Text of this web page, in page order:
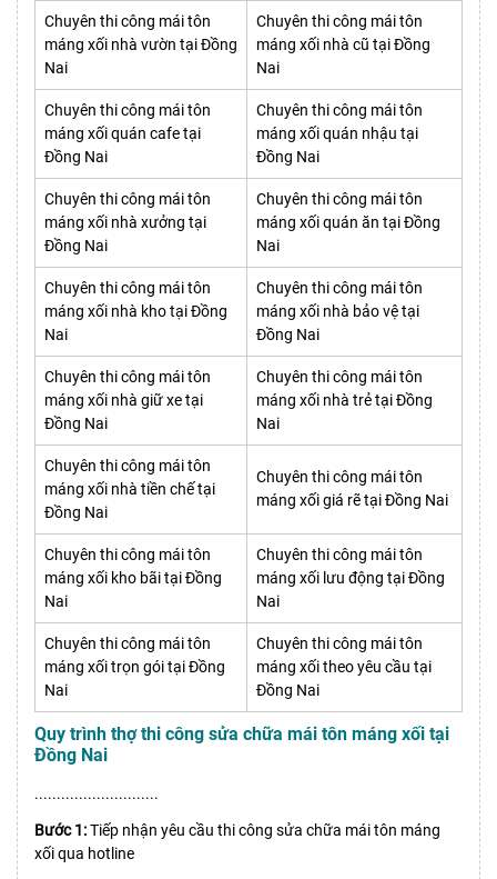
Chuyên thi công mái tôn
máng xối nhà vườn tại Đồng
Nai
Chuyên thi công mái tôn
máng xối nhà cũ tại Đồng
Nai
Chuyên thi công mái tôn
máng xối quán cafe tại
Đồng Nai
Chuyên thi công mái tôn
máng xối quán nhậu tại
Đồng Nai
Chuyên thi công mái tôn
máng xối nhà xưởng tại
Đồng Nai
Chuyên thi công mái tôn
máng xối quán ăn tại Đồng
Nai
Chuyên thi công mái tôn
máng xối nhà kho tại Đồng
Nai
Chuyên thi công mái tôn
máng xối nhà bảo vệ tại
Đồng Nai
Chuyên thi công mái tôn
máng xối nhà giữ xe tại
Đồng Nai
Chuyên thi công mái tôn
máng xối nhà trẻ tại Đồng
Nai
Chuyên thi công mái tôn
máng xối nhà tiền chế tại
Đồng Nai
Chuyên thi công mái tôn
máng xối giá rẽ tại Đồng Nai
Chuyên thi công mái tôn
máng xối kho bãi tại Đồng
Nai
Chuyên thi công mái tôn
máng xối lưu động tại Đồng
Nai
Chuyên thi công mái tôn
máng xối trọn gói tại Đồng
Nai
Chuyên thi công mái tôn
máng xối theo yêu cầu tại
Đồng Nai
Quy trình thợ thi công sửa chữa mái tôn máng xối tại
Đồng Nai
............................
Bước 1:Tiếp nhận yêu cầu thi công sửa chữa mái tôn máng
xối qua hotline